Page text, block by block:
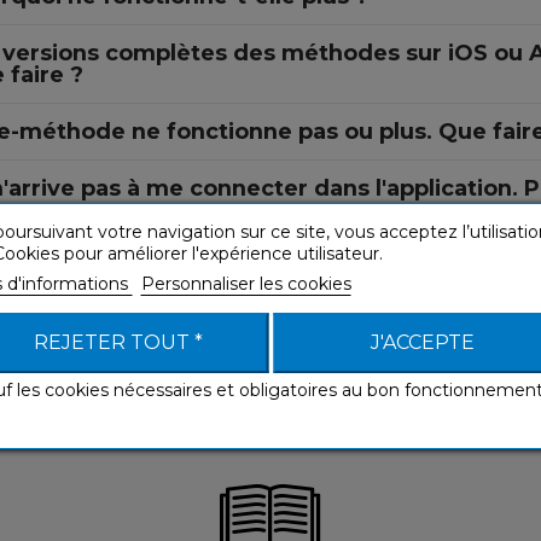
versions complètes des méthodes sur iOS ou
faire ?
méthode ne fonctionne pas ou plus. Que
pas à me connecter dans l'application.
micro ne fonctionne pas dans l'application
votre navigation sur ce site, vous acceptez
pour améliorer l'expérience utilisateur.
d'informations
Personnaliser les cookies
REJETER TOUT * J'ACCEPTE
les cookies nécessaires et obligatoires au bon